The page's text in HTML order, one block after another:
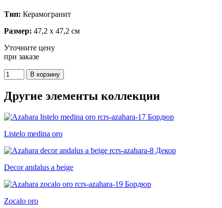
Тип: Керамогранит
Размер: 47,2 x 47,2 см
Уточните цену
при заказе
Другие элементы коллекции
Listelo medina oro
Decor andalus a beige
Zocalo oro